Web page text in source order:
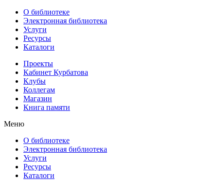
О библиотеке
Электронная библиотека
Услуги
Ресурсы
Каталоги
Проекты
Кабинет Курбатова
Клубы
Коллегам
Магазин
Книга памяти
Меню
О библиотеке
Электронная библиотека
Услуги
Ресурсы
Каталоги